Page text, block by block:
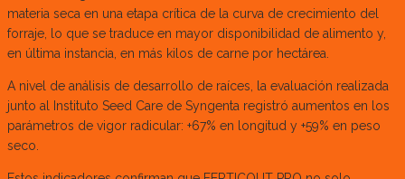
materia seca en una etapa crítica de la curva de crecimiento del
forraje, lo que se traduce en mayor disponibilidad de alimento y,
en última instancia, en más kilos de carne por hectárea.
A nivel de análisis de desarrollo de raíces, la evaluación realizada
junto al Instituto Seed Care de Syngenta registró aumentos en los
parámetros de vigor radicular: +67% en longitud y +59% en peso
seco.